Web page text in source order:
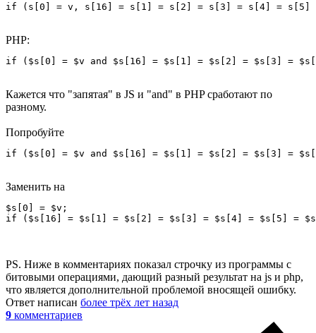
if (s[0] = v, s[16] = s[1] = s[2] = s[3] = s[4] = s[5]
PHP:
if ($s[0] = $v and $s[16] = $s[1] = $s[2] = $s[3] =
Кажется что "запятая" в JS и "and" в PHP сработают по
разному.
Попробуйте
if ($s[0] = $v and $s[16] = $s[1] = $s[2] = $s[3] =
Заменить на
$s[0] = $v;
if ($s[16] = $s[1] = $s[2] = $s[3] = $s[4] = $s[5] =
PS. Ниже в комментариях показал строчку из программы с
битовыми операциями, дающий разный результат на js и php,
что является дополнительной проблемой вносящей ошибку.
Ответ написан более трёх лет назад
9 комментариев